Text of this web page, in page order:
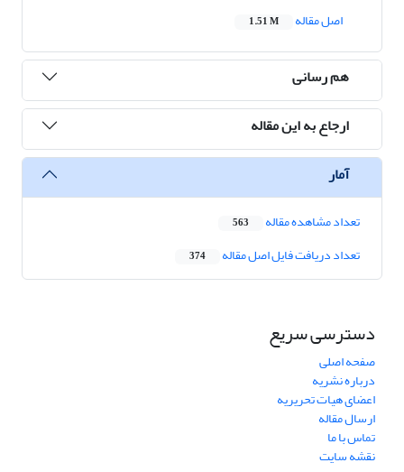
اصل مقاله
1.51 M
هم رسانی
ارجاع به این مقاله
آمار
تعداد مشاهده مقاله 563
تعداد دریافت فایل اصل مقاله 374
دسترسی سریع
صفحه اصلی
درباره نشریه
اعضای هیات تحریریه
ارسال مقاله
تماس با ما
نقشه سایت